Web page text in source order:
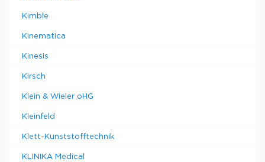
Kimble
Kinematica
Kinesis
Kirsch
Klein & Wieler oHG
Kleinfeld
Klett-Kunststofftechnik
KLINIKA Medical